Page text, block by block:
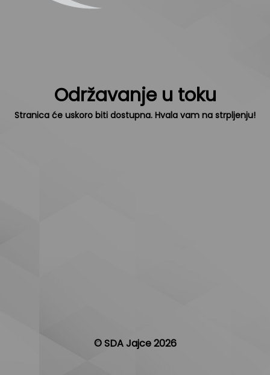
Održavanje u toku
Stranica će uskoro biti dostupna. Hvala vam na strpljenju!
© SDA Jajce 2026